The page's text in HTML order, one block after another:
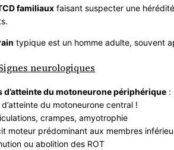
familiaux faisant suspecter une
typique est un homme adulte, souvent
neurologiques
d’atteinte du motoneurone périphérique :
du motoneurone central !
crampes, amyotrophie
moteur prédominant aux membres
ou abolition des ROT